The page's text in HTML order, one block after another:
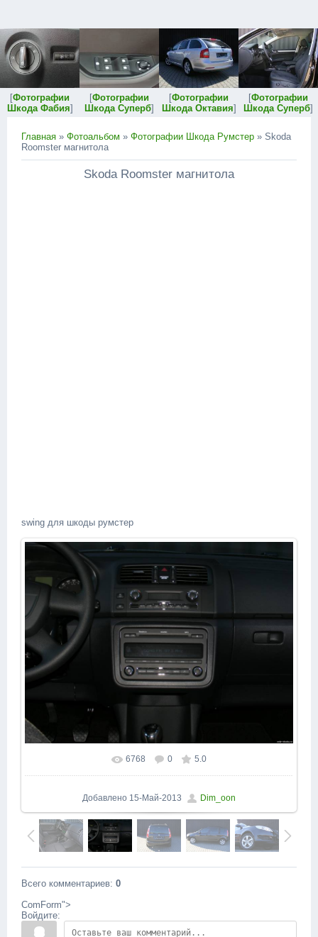
[Фотографии
Шкода Фабия]
[Фотографии
Шкода Суперб]
[Фотографии
Шкода Октавия]
[Фотографии
Шкода Суперб]
Главная » Фотоальбом » Фотографии Шкода Румстер » Skoda
Roomster магнитола
Skoda Roomster магнитола
swing для шкоды румстер
В реальном размере 1600x1200
6768 0 5.0
Добавлено 15-Май-2013 Dim_oon
Всего комментариев: 0
ComForm">
Войдите: